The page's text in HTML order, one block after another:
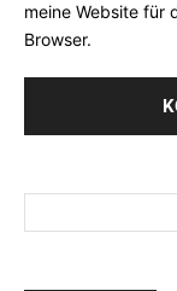
meine Website für
Browser.